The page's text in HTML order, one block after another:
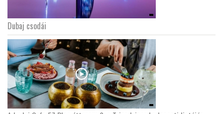
Dubaj csodái